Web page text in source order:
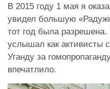
В 2015 году 1 мая я
увидел большую
тот год была разрешена.
услышал как активисты
Уганду за
впечатлило.